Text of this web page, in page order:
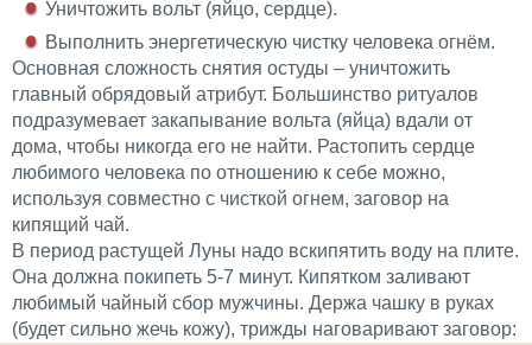
Уничтожить вольт (яйцо, сердце).
Выполнить энергетическую чистку человека огнём.
Основная сложность снятия остуды – уничтожить
главный обрядовый атрибут. Большинство ритуалов
подразумевает закапывание вольта (яйца) вдали от
дома, чтобы никогда его не найти. Растопить сердце
любимого человека по отношению к себе можно,
используя совместно с чисткой огнем, заговор на
кипящий чай.
В период растущей Луны надо вскипятить воду на плите.
Она должна покипеть 5-7 минут. Кипятком заливают
любимый чайный сбор мужчины. Держа чашку в руках
(будет сильно жечь кожу), трижды наговаривают заговор: